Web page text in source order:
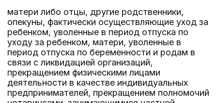
матери либо отцы, другие родственники,
опекуны, фактически осуществляющие уход за
ребенком, уволенные в период отпуска по
уходу за ребенком, матери, уволенные в
период отпуска по беременности и родам в
связи с ликвидацией организаций,
прекращением физическими лицами
деятельности в качестве индивидуальных
предпринимателей, прекращением полномочий